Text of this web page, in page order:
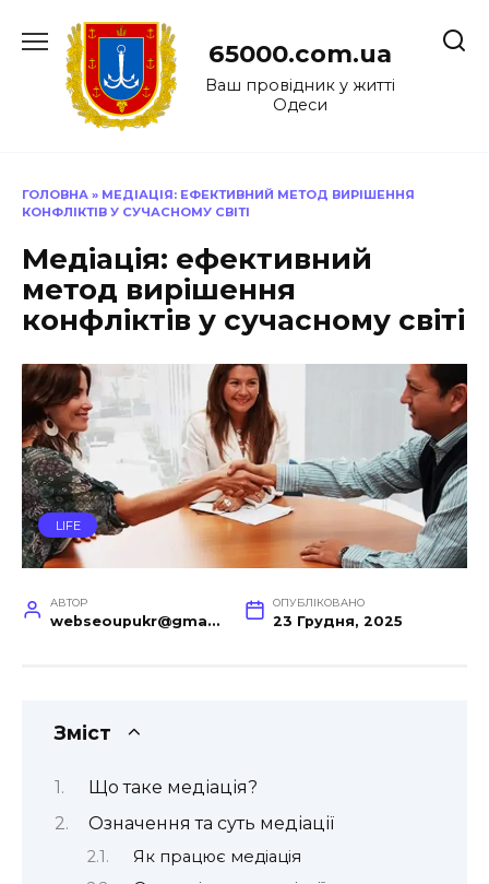
до
65000.com.ua
Ваш провідник у житті
Одеси
ГОЛОВНА » МЕДІАЦІЯ: ЕФЕКТИВНИЙ МЕТОД ВИРІШЕННЯ
КОНФЛІКТІВ У СУЧАСНОМУ СВІТІ
Медіація: ефективний
метод вирішення
конфліктів у сучасному світі
LIFE
АВТОР
webseoupukr@gmail.com
ОПУБЛІКОВАНО
23 Грудня, 2025
Зміст
Що таке медіація?
Означення та суть медіації
Як працює медіація